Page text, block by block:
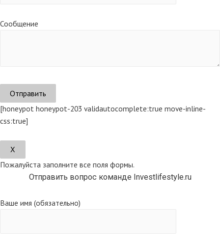
Сообщение
[honeypot honeypot-203 validautocomplete:true move-inline-
css:true]
Х
Пожалуйста заполните все поля формы.
Отправить вопрос команде Investlifestyle.ru
Ваше имя (обязательно)